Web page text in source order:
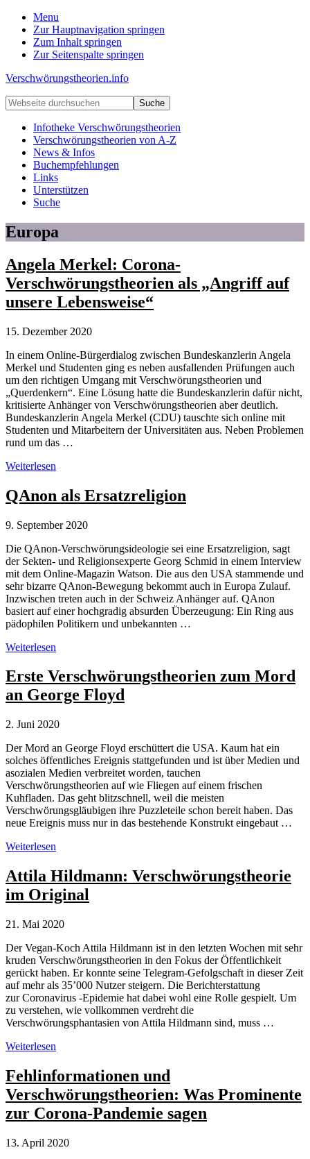
Menu
Zur Hauptnavigation springen
Zum Inhalt springen
Zur Seitenspalte springen
Verschwörungstheorien.info
Beiträge
zu
Merkmalen,
Funktionen
Risiken
konspirationistischen
Denkens
Webseite
durchsuchen
Infotheke Verschwörungstheorien
Verschwörungstheorien von A-Z
News & Infos
Buchempfehlungen
Links
Unterstützen
Suche
Europa
Angela Merkel: Corona-
Verschwörungstheorien als „Angriff auf
unsere Lebensweise“
15. Dezember 2020
In einem Online-Bürgerdialog zwischen Bundeskanzlerin Angela
Merkel und Studenten ging es neben ausfallenden Prüfungen auch
um den richtigen Umgang mit Verschwörungstheorien und
„Querdenkern“. Eine Lösung hatte die Bundeskanzlerin dafür nicht,
kritisierte Anhänger von Verschwörungstheorien aber deutlich.
Bundeskanzlerin Angela Merkel (CDU) tauschte sich online mit
Studenten und Mitarbeitern der Universitäten aus. Neben Problemen
rund um das …
Angela
Corona-
Verschwörungstheorien
„Angriff
unsere
Lebensweise“
Weiterlesen
QAnon als Ersatzreligion
9. September 2020
Die QAnon-Verschwörungsideologie sei eine Ersatzreligion, sagt
der Sekten- und Religionsexperte Georg Schmid in einem Interview
mit dem Online-Magazin Watson. Die aus den USA stammende und
sehr bizarre QAnon-Bewegung bekommt auch in Europa Zulauf.
Inzwischen treten auch in der Schweiz Anhänger auf. QAnon
basiert auf einer hochgradig absurden Überzeugung: Ein Ring aus
pädophilen Politikern und unbekannten …
QAnon
Ersatzreligion
Weiterlesen
Erste Verschwörungstheorien zum Mord
an George Floyd
2. Juni 2020
Der Mord an George Floyd erschüttert die USA. Kaum hat ein
solches öffentliches Ereignis stattgefunden und ist über Medien und
asozialen Medien verbreitet worden, tauchen
Verschwörungstheorien auf wie Fliegen auf einem frischen
Kuhfladen. Das geht blitzschnell, weil die meisten
Verschwörungsgläubigen ihre Puzzleteile schon bereit haben. Das
neue Ereignis muss nur in das bestehende Konstrukt eingebaut …
Erste
zum
Mord
an
Floyd
Weiterlesen
Attila Hildmann: Verschwörungstheorie
im Original
21. Mai 2020
Der Vegan-Koch Attila Hildmann ist in den letzten Wochen mit sehr
kruden Verschwörungstheorien in den Fokus der Öffentlichkeit
gerückt haben. Er konnte seine Telegram-Gefolgschaft in dieser Zeit
auf mehr als 35’000 Nutzer steigern. Die Berichterstattung
zur Coronavirus -Epidemie hat dabei wohl eine Rolle gespielt. Um
zu verstehen, wie vollkommen verdreht die
Verschwörungsphantasien von Attila Hildmann sind, muss …
Attila
Verschwörungstheorie
im
Original
Weiterlesen
Fehlinformationen und
Verschwörungstheorien: Was Prominente
zur Corona-Pandemie sagen
13. April 2020